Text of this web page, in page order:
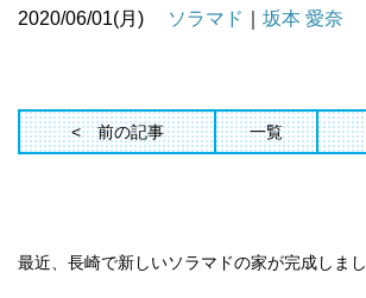
2020/06/01(月)
ソラマド 坂本 愛奈
前の記事 一覧
最近、長崎で新しいソラマドの家が完成しま